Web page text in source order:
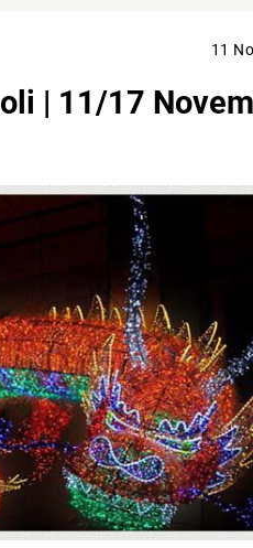
11
| 11/17